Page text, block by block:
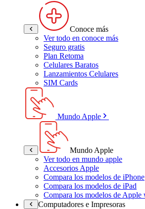
Conoce más
Ver todo en conoce más
Seguro gratis
Plan Retoma
Celulares Baratos
Lanzamientos Celulares
SIM Cards
Mundo Apple
Mundo Apple
Ver todo en mundo apple
Accesorios Apple
Compara los modelos de iPhone
Compara los modelos de iPad
Compara los modelos de Apple
Computadores e Impresoras